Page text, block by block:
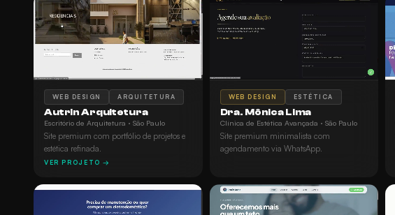
WEB DESIGN ARQUITETURA
Autrin Arquitetura
Escritório de Arquitetura · São Paulo
Site premium com portfólio de projetos e
estética refinada.
VER PROJETO →
WEB DESIGN ESTÉTICA
Dra. Mônica Lima
Clínica de Estética Avançada · São Paulo
Site premium minimalista com
agendamento via WhatsApp.